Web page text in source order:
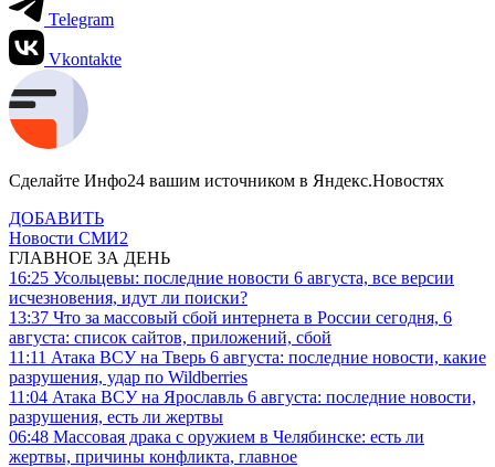
Telegram
Vkontakte
Сделайте Инфо24 вашим источником в Яндекс.Новостях
ДОБАВИТЬ
Новости СМИ2
ГЛАВНОЕ ЗА ДЕНЬ
16:25 Усольцевы: последние новости 6 августа, все версии
исчезновения, идут ли поиски?
13:37 Что за массовый сбой интернета в России сегодня, 6
августа: список сайтов, приложений, сбой
11:11 Атака ВСУ на Тверь 6 августа: последние новости, какие
разрушения, удар по Wildberries
11:04 Атака ВСУ на Ярославль 6 августа: последние новости,
разрушения, есть ли жертвы
06:48 Массовая драка с оружием в Челябинске: есть ли
жертвы, причины конфликта, главное